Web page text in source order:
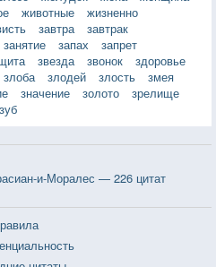
животные
жизненно
завтра
завтрак
занятие запах
запрет
звезда звонок
здоровье
злоба злодей злость
змея
значение золото
зрелище
зуб
и-Моралес — 226 цитат